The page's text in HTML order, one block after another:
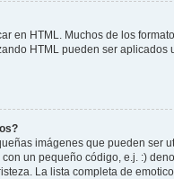
en HTML. Muchos de los
HTML pueden ser aplicados
imágenes que pueden ser
un pequeño código, e.j. :)
La lista completa de